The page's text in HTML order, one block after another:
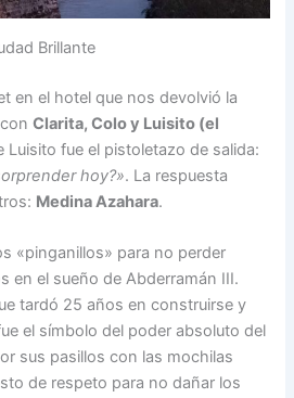
Brillante
en el hotel que nos devolvió la
conClarita, Colo y Luisito (el
Luisito fue el pistoletazo de salida:
hoy?». La respuesta
Medina Azahara.
«pinganillos» para no perder
en el sueño de Abderramán III.
tardó 25 años en construirse y
el símbolo del poder absoluto del
sus pasillos con las mochilas
de respeto para no dañar los